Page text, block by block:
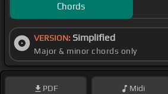
Chords
VERSION: Simplified
Major & minor chords only
PDF Midi